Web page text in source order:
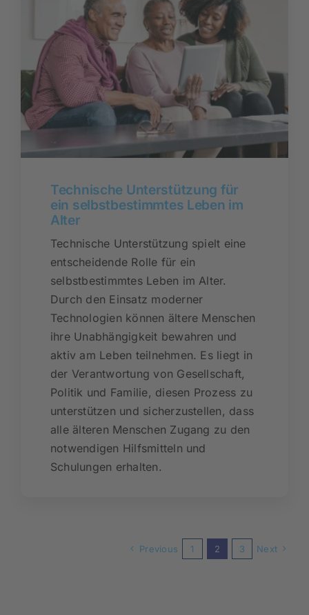
Technische Unterstützung für
ein selbstbestimmtes Leben im
Alter
Technische Unterstützung spielt eine
entscheidende Rolle für ein
selbstbestimmtes Leben im Alter.
Durch den Einsatz moderner
Technologien können ältere Menschen
ihre Unabhängigkeit bewahren und
aktiv am Leben teilnehmen. Es liegt in
der Verantwortung von Gesellschaft,
Politik und Familie, diesen Prozess zu
unterstützen und sicherzustellen, dass
alle älteren Menschen Zugang zu den
notwendigen Hilfsmitteln und
Schulungen erhalten.
Previous 1 2 3 Next